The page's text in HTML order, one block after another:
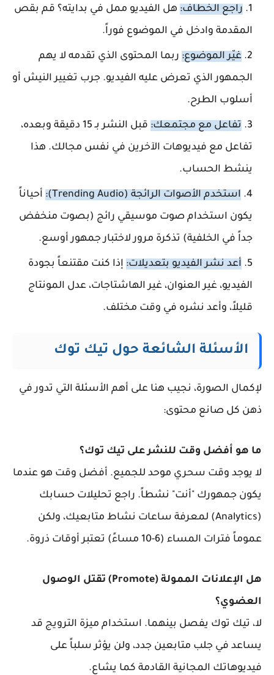
راجع الخطاف: هل الفيديو ممل في بدايته؟ قم بقص
المقدمة وادخل في الموضوع فوراً.
غيّر الموضوع: ربما المحتوى الذي تقدمه لا يهم
الجمهور الذي تعرض عليه الفيديو. جرب تغيير النيش أو
أسلوب الطرح.
تفاعل مع مجتمعك:
قبل النشر بـ 15 دقيقة وبعده،
تفاعل مع فيديوهات الآخرين في نفس مجالك. هذا
ينشط الحساب.
استخدم الأصوات الرائجة (Trending Audio):
أحياناً
يكون استخدام صوت موسيقي رائج (بصوت منخفض
جداً في الخلفية) تذكرة مرور لاختبار جمهور أوسع.
أعد نشر الفيديو بتعديلات: إذا كنت مقتنعاً بجودة
الفيديو، غير العنوان، غير الهاشتاجات، عدل المونتاج
قليلاً، وأعد نشره في وقت مختلف.
الأسئلة الشائعة حول تيك توك
لإكمال الصورة، نجيب هنا على أهم الأسئلة التي تدور في
ذهن كل صانع محتوى:
ما هو أفضل وقت للنشر على تيك توك؟
لا يوجد وقت سحري موحد للجميع. أفضل وقت هو عندما
يكون جمهورك "أنت" نشطاً. راجع تحليلات حسابك
(Analytics) لمعرفة ساعات نشاط متابعيك، ولكن
عموماً فترات المساء (6-10 مساءً) تعتبر أوقات ذروة.
هل الإعلانات الممولة (Promote) تقتل الوصول
العضوي؟
لا، تيك توك يفصل بينهما. استخدام ميزة الترويج قد
يساعد في جلب متابعين جدد، ولن يؤثر سلباً على
فيديوهاتك المجانية القادمة كما يشاع.